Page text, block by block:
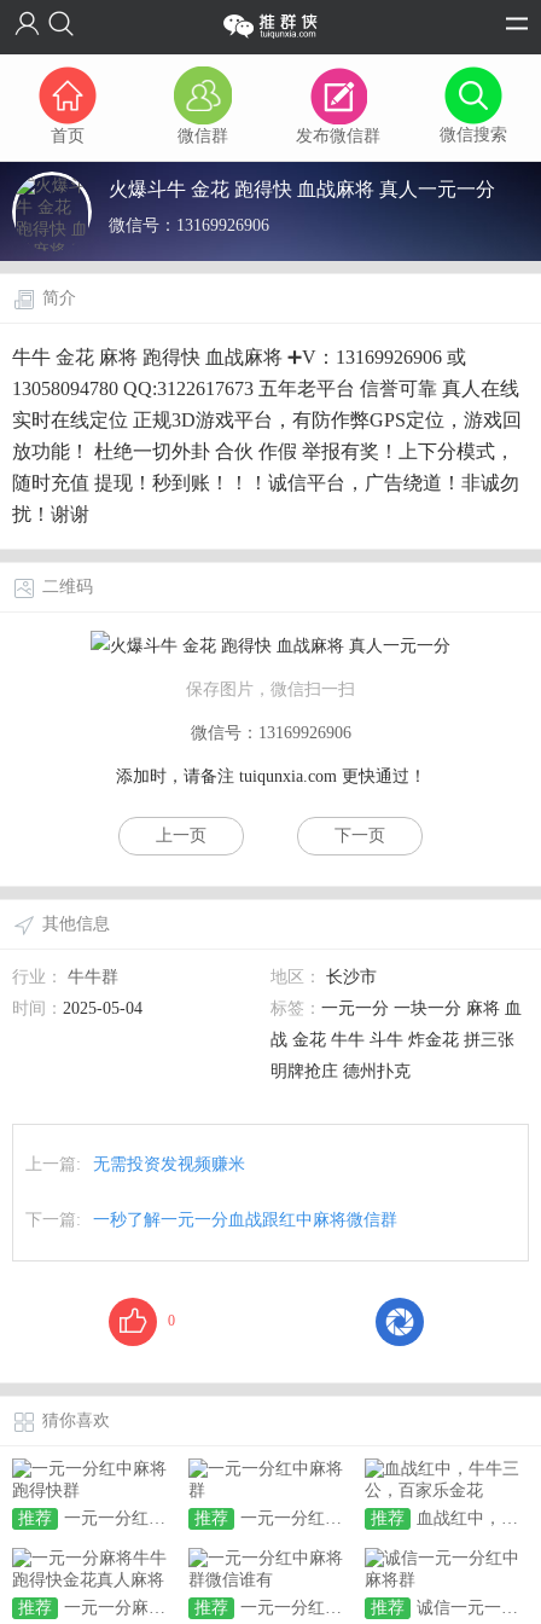
首页 微信群 发布微信群 微信搜索
火爆斗牛 金花 跑得快 血战麻将 真人一元一分
微信号： 13169926906
简介
牛牛 金花 麻将 跑得快 血战麻将 ➕V：13169926906 或
13058094780 QQ:3122617673 五年老平台 信誉可靠 真人在线
实时在线定位 正规3D游戏平台，有防作弊GPS定位，游戏回
放功能！ 杜绝一切外卦 合伙 作假 举报有奖！上下分模式，
随时充值 提现！秒到账！！！诚信平台，广告绕道！非诚勿
扰！谢谢
二维码
保存图片，微信扫一扫
微信号：13169926906
添加时，请备注 tuiqunxia.com更快通过！
上一页 下一页
其他信息
行业： 牛牛群 地区：
长沙市
时间： 2025-05-04 标签： 一元一分 一块一分 麻将 血
战 金花 牛牛 斗牛 炸金花 拼三张
明牌抢庄 德州扑克
上一篇: 无需投资发视频赚米
下一篇: 一秒了解一元一分血战跟红中麻将微信群
0
猜你喜欢
推荐 一元一分红中麻将跑得快群 推荐 一元一分红中麻将群 推荐 血战红中，牛牛三公，百家乐金花
推荐 一元一分麻将牛牛跑得快金花真人麻将 推荐 一元一分红中麻将群微信谁有 推荐 诚信一元一分红中麻将群